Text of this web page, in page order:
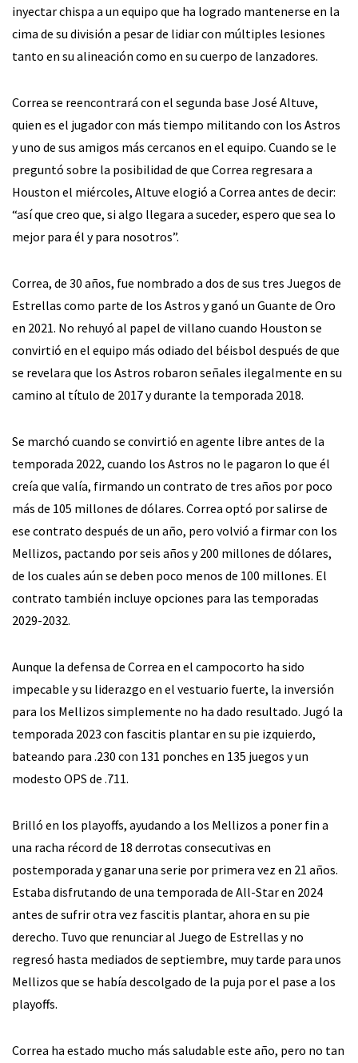
inyectar chispa a un equipo que ha logrado mantenerse en la
cima de su división a pesar de lidiar con múltiples lesiones
tanto en su alineación como en su cuerpo de lanzadores.
Correa se reencontrará con el segunda base José Altuve,
quien es el jugador con más tiempo militando con los Astros
y uno de sus amigos más cercanos en el equipo. Cuando se le
preguntó sobre la posibilidad de que Correa regresara a
Houston el miércoles, Altuve elogió a Correa antes de decir:
“así que creo que, si algo llegara a suceder, espero que sea lo
mejor para él y para nosotros”.
Correa, de 30 años, fue nombrado a dos de sus tres Juegos de
Estrellas como parte de los Astros y ganó un Guante de Oro
en 2021. No rehuyó al papel de villano cuando Houston se
convirtió en el equipo más odiado del béisbol después de que
se revelara que los Astros robaron señales ilegalmente en su
camino al título de 2017 y durante la temporada 2018.
Se marchó cuando se convirtió en agente libre antes de la
temporada 2022, cuando los Astros no le pagaron lo que él
creía que valía, firmando un contrato de tres años por poco
más de 105 millones de dólares. Correa optó por salirse de
ese contrato después de un año, pero volvió a firmar con los
Mellizos, pactando por seis años y 200 millones de dólares,
de los cuales aún se deben poco menos de 100 millones. El
contrato también incluye opciones para las temporadas
2029-2032.
Aunque la defensa de Correa en el campocorto ha sido
impecable y su liderazgo en el vestuario fuerte, la inversión
para los Mellizos simplemente no ha dado resultado. Jugó la
temporada 2023 con fascitis plantar en su pie izquierdo,
bateando para .230 con 131 ponches en 135 juegos y un
modesto OPS de .711.
Brilló en los playoffs, ayudando a los Mellizos a poner fin a
una racha récord de 18 derrotas consecutivas en
postemporada y ganar una serie por primera vez en 21 años.
Estaba disfrutando de una temporada de All-Star en 2024
antes de sufrir otra vez fascitis plantar, ahora en su pie
derecho. Tuvo que renunciar al Juego de Estrellas y no
regresó hasta mediados de septiembre, muy tarde para unos
Mellizos que se había descolgado de la puja por el pase a los
playoffs.
Correa ha estado mucho más saludable este año, pero no tan